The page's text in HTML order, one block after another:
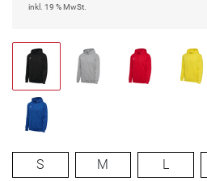
inkl. 19 % MwSt.
S M L